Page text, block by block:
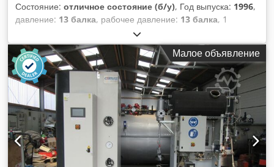
Состояние: отличное состояние (б/у), Год выпуска: 1996,
давление: 13 балка, рабочее давление: 13 балка, 1
использованный паровой котел ----- Марка: LOOS,
Гунценхаузен Тип: UHD Площадь отопления примерно: 53
кв.м. Производительность: 3200 кг/ч Макс. рабочее
давление: 13,00 бар повышенное испытательное давление:
24,05 бар Содержание воды на северо-западе примерно:
2650 л Содержание воды при заполнении приблизительно:
3770 л Год постройки: 1996 Chsdpov I Rpasfx Alwoa
оборудована комбинированной горелкой Weishaupt газ/
масло, системой контроля газа, Шкаф управления,
установленный на корпусе котла, питательный насос и
существующую грубую и тонкую арматуру.
Малое объявление